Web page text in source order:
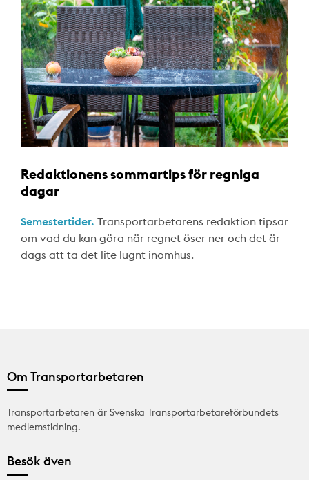
Redaktionens sommartips för regniga
dagar
Semestertider. Transportarbetarens redaktion tipsar
om vad du kan göra när regnet öser ner och det är
dags att ta det lite lugnt inomhus.
Om Transportarbetaren
Transportarbetaren är Svenska Transportarbetareförbundets
medlemstidning.
Besök även